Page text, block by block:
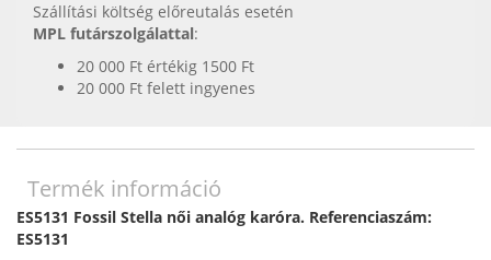
Szállítási költség előreutalás esetén
MPL futárszolgálattal:
20 000 Ft értékig 1500 Ft
20 000 Ft felett ingyenes
Termék információ
ES5131 Fossil Stella női analóg karóra. Referenciaszám:
ES5131